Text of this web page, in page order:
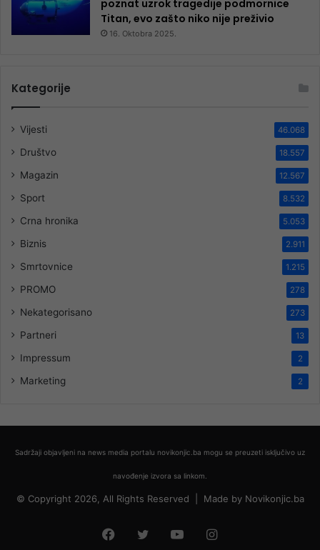
poznat uzrok tragedije podmornice
Titan, evo zašto niko nije preživio
16. Oktobra 2025.
Kategorije
Vijesti 46.068
Društvo 18.557
Magazin 12.567
Sport 8.532
Crna hronika 5.053
Biznis 2.911
Smrtovnice 1.215
PROMO 278
Nekategorisano 273
Partneri 13
Impressum 2
Marketing 2
Sadržaji objavljeni na news media portalu novikonjic.ba mogu se preuzeti isključivo uz
navođenje izvora sa linkom.
© Copyright 2026, All Rights Reserved | Made by Novikonjic.ba
Facebook
TwitterYouTubeInstagram